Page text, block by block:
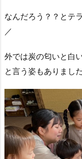
なんだろう？？とテ
／
外では炭の匂いと白
と言う姿もありまし